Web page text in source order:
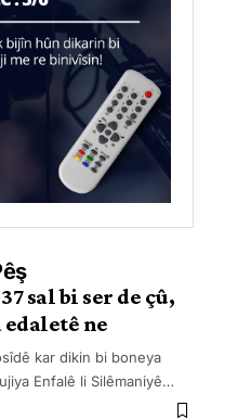
sal bi ser de çû,
ne
kar dikin bi boneya
Enfalê li Silêmaniyê…